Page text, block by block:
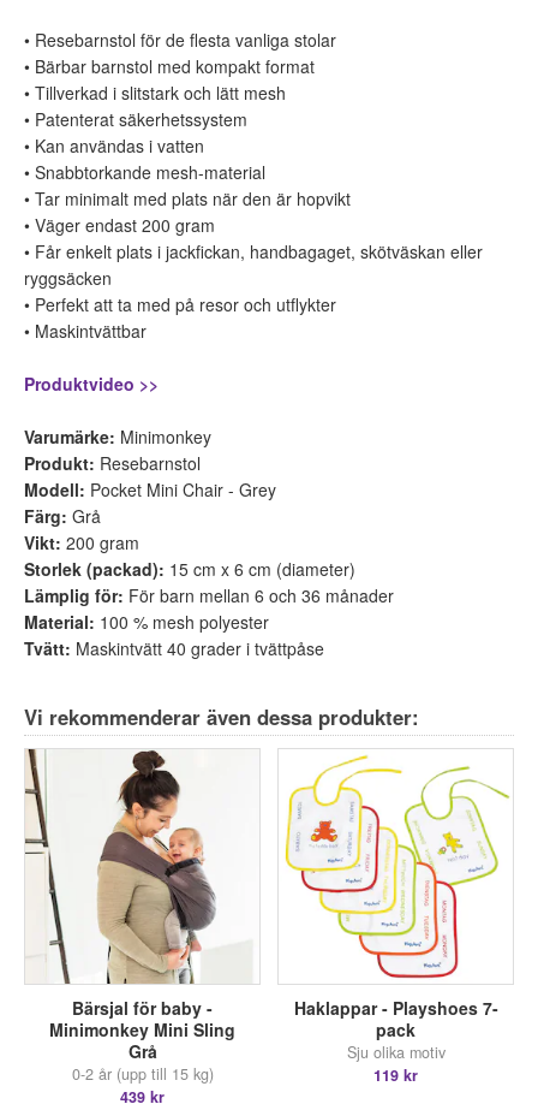
• Resebarnstol för de flesta vanliga stolar
• Bärbar barnstol med kompakt format
• Tillverkad i slitstark och lätt mesh
• Patenterat säkerhetssystem
• Kan användas i vatten
• Snabbtorkande mesh-material
• Tar minimalt med plats när den är hopvikt
• Väger endast 200 gram
• Får enkelt plats i jackfickan, handbagaget, skötväskan eller
ryggsäcken
• Perfekt att ta med på resor och utflykter
• Maskintvättbar
Produktvideo >>
Varumärke: Minimonkey
Produkt: Resebarnstol
Modell: Pocket Mini Chair - Grey
Färg: Grå
Vikt: 200 gram
Storlek (packad): 15 cm x 6 cm (diameter)
Lämplig för: För barn mellan 6 och 36 månader
Material: 100 % mesh polyester
Tvätt: Maskintvätt 40 grader i tvättpåse
Vi rekommenderar även dessa produkter:
Bärsjal för baby -
Minimonkey Mini Sling
Grå
0-2 år (upp till 15 kg)
439 kr
Haklappar - Playshoes 7-
pack
Sju olika motiv
119 kr